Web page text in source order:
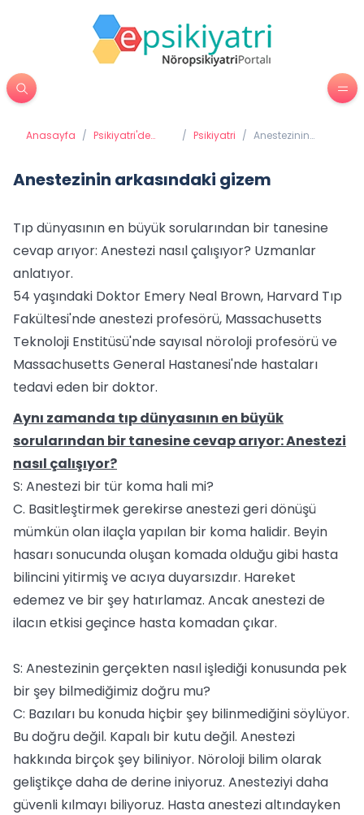
Anasayfa / Psikiyatri'de
/ Psikiyatri / Anestezinin
Anestezinin arkasındaki gizem
Tıp dünyasının en büyük sorularından bir tanesine
cevap arıyor: Anestezi nasıl çalışıyor? Uzmanlar
anlatıyor.
54 yaşındaki Doktor Emery Neal Brown, Harvard Tıp
Fakültesi'nde anestezi profesörü, Massachusetts
Teknoloji Enstitüsü'nde sayısal nöroloji profesörü ve
Massachusetts General Hastanesi'nde hastaları
tedavi eden bir doktor.
Aynı zamanda tıp dünyasının en büyük
sorularından bir tanesine cevap arıyor: Anestezi
nasıl çalışıyor?
S: Anestezi bir tür koma hali mi?
C. Basitleştirmek gerekirse anestezi geri dönüşü
mümkün olan ilaçla yapılan bir koma halidir. Beyin
hasarı sonucunda oluşan komada olduğu gibi hasta
bilincini yitirmiş ve acıya duyarsızdır. Hareket
edemez ve bir şey hatırlamaz. Ancak anestezi de
ilacın etkisi geçince hasta komadan çıkar.
S: Anestezinin gerçekten nasıl işlediği konusunda pek
bir şey bilmediğimiz doğru mu?
C: Bazıları bu konuda hiçbir şey bilinmediğini söylüyor.
Bu doğru değil. Kapalı bir kutu değil. Anestezi
hakkında birçok şey biliniyor. Nöroloji bilim olarak
geliştikçe daha de derine iniyoruz. Anesteziyi daha
güvenli kılmayı biliyoruz. Hasta anestezi altındayken